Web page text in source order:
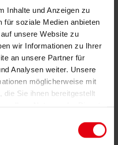
Inhalte und Anzeigen zu
für soziale Medien anbieten
unsere Website zu
wir Informationen zu Ihrer
an unsere Partner für
Analysen weiter. Unsere
möglicherweise mit
die Sie ihnen bereitgestellt